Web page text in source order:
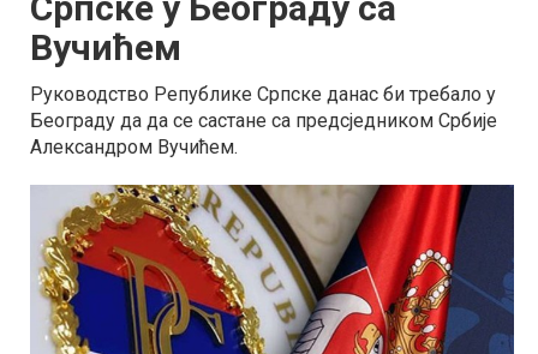
Вучићем
Руководство Републике Српске данас би требало у
Београду да да се састане са предсједником Србије
Александром Вучићем.